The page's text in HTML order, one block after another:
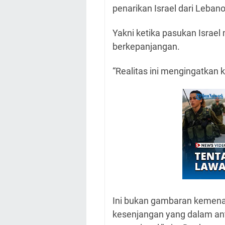
penarikan Israel dari
Yakni ketika pasukan
berkepanjangan.
“Realitas ini mengingatkan
Ini bukan gambaran
kesenjangan yang dalam